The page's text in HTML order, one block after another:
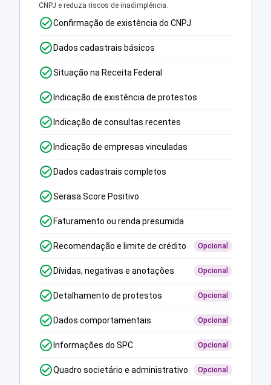
CNPJ e reduza riscos de inadimplência.
Confirmação de existência do CNPJ
Dados cadastrais básicos
Situação na Receita Federal
Indicação de existência de protestos
Indicação de consultas recentes
Indicação de empresas vinculadas
Dados cadastrais completos
Serasa Score Positivo
Faturamento ou renda presumida
Recomendação e limite de crédito Opcional
Dívidas, negativas e anotações Opcional
Detalhamento de protestos Opcional
Dados comportamentais Opcional
Informações do SPC Opcional
Quadro societário e administrativo Opcional